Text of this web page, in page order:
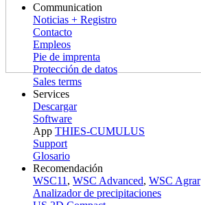
Communication
Noticias + Registro
Contacto
Empleos
Pie de imprenta
Protección de datos
Sales terms
Services
Descargar
Software
App THIES-CUMULUS
Support
Glosario
Recomendación
WSC11 , WSC Advanced, WSC Agrar
Analizador de precipitaciones